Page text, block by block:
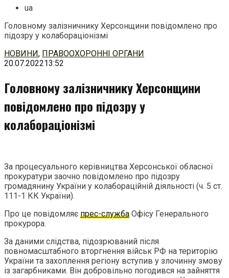
ua
Головному залізничнику Херсонщини повідомлено про
підозру у колабораціонізмі
Перейти
до
НОВИНИ, ПРАВООХОРОННІ ОРГАНИ
20.07.202213:52
Головному залізничнику Херсонщини
повідомлено про підозру у
колабораціонізмі
За процесуального керівництва Херсонської обласної
прокуратури заочно повідомлено про підозру
громадянину України у колабораційній діяльності (ч. 5 ст.
111-1 КК України).
Про це повідомляє прес-служба Офісу Генерального
прокурора.
За даними слідства, підозрюваний після
повномасштабного вторгнення військ РФ на територію
України та захоплення регіону вступив у злочинну змову
із загарбниками. Він добровільно погодився на зайняття